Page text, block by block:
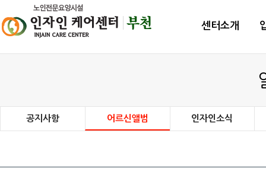
센터소개
공지사항 어르신앨범 인자인소식